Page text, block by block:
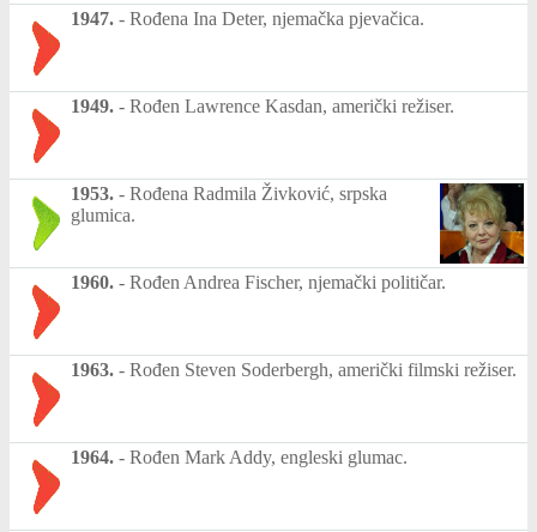
1947. - Rođena Ina Deter, njemačka pjevačica.
1949. - Rođen Lawrence Kasdan, američki režiser.
1953. - Rođena Radmila Živković, srpska
glumica.
1960. - Rođen Andrea Fischer, njemački političar.
1963. - Rođen Steven Soderbergh, američki filmski režiser.
1964. - Rođen Mark Addy, engleski glumac.